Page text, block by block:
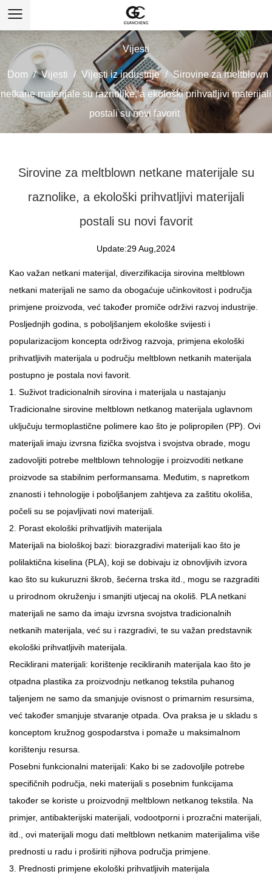
Vijesti
Dom / Vijesti / Vijesti iz industrije / Sirovine za meltblown
netkane materijale su raznolike, a ekološki prihvatljivi materijali
postali su novi favorit
Sirovine za meltblown netkane materijale su
raznolike, a ekološki prihvatljivi materijali
postali su novi favorit
Update:29 Aug,2024
Kao važan netkani materijal, diverzifikacija sirovina meltblown
netkani materijali ne samo da obogaćuje učinkovitost i područja
primjene proizvoda, već također promiče održivi razvoj industrije.
Posljednjih godina, s poboljšanjem ekološke svijesti i
popularizacijom koncepta održivog razvoja, primjena ekološki
prihvatljivih materijala u području meltblown netkanih materijala
postupno je postala novi favorit.
1. Suživot tradicionalnih sirovina i materijala u nastajanju
Tradicionalne sirovine meltblown netkanog materijala uglavnom
uključuju termoplastične polimere kao što je polipropilen (PP). Ovi
materijali imaju izvrsna fizička svojstva i svojstva obrade, mogu
zadovoljiti potrebe meltblown tehnologije i proizvoditi netkane
proizvode sa stabilnim performansama. Međutim, s napretkom
znanosti i tehnologije i poboljšanjem zahtjeva za zaštitu okoliša,
počeli su se pojavljivati ​​novi materijali.
2. Porast ekološki prihvatljivih materijala
Materijali na biološkoj bazi: biorazgradivi materijali kao što je
polilaktična kiselina (PLA), koji se dobivaju iz obnovljivih izvora
kao što su kukuruzni škrob, šećerna trska itd., mogu se razgraditi
u prirodnom okruženju i smanjiti utjecaj na okoliš. PLA netkani
materijali ne samo da imaju izvrsna svojstva tradicionalnih
netkanih materijala, već su i razgradivi, te su važan predstavnik
ekološki prihvatljivih materijala.
Reciklirani materijali: korištenje recikliranih materijala kao što je
otpadna plastika za proizvodnju netkanog tekstila puhanog
taljenjem ne samo da smanjuje ovisnost o primarnim resursima,
već također smanjuje stvaranje otpada. Ova praksa je u skladu s
konceptom kružnog gospodarstva i pomaže u maksimalnom
korištenju resursa.
Posebni funkcionalni materijali: Kako bi se zadovoljile potrebe
specifičnih područja, neki materijali s posebnim funkcijama
također se koriste u proizvodnji meltblown netkanog tekstila. Na
primjer, antibakterijski materijali, vodootporni i prozračni materijali,
itd., ovi materijali mogu dati meltblown netkanim materijalima više
prednosti u radu i proširiti njihova područja primjene.
3. Prednosti primjene ekološki prihvatljivih materijala